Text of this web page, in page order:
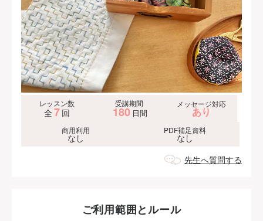
内村の豊かな自然をお借りして草木染めした糸を使
っています。
レッスン数
全 7 回
受講期間
180 日間
メッセージ対応
あり
商用利用
なし
PDF補足資料
なし
先生へ質問する
ご利用範囲とルール